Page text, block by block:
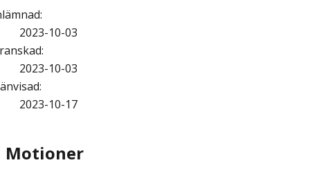
:
2023-10-03
:
2023-10-03
:
2023-10-17
Motioner